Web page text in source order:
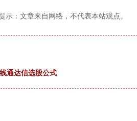
示：文章来自网络，不代表本站观点。
通达信选股公式